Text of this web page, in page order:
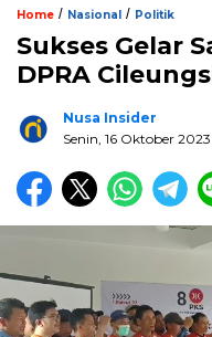
Home / Nasional / Politik
Sukses Gelar
DPRA
Nusa Insider
Senin, 16 Oktober 2023